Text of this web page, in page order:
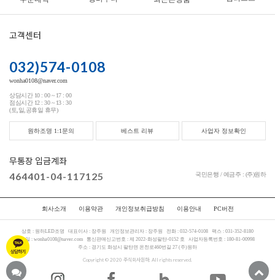
고객센터
032)574-0108
wonha0108@naver.com
상담시간 10 : 00 ~ 17 : 00
점심시간 12 : 30 ~ 13 : 30
(토,일,공휴일 휴무)
원하조명 1:1문의 베스트 리뷰 사업자 정보확인
무통장 입금계좌
464401-04-117125 국민은행 / 예금주 : (주)원하
회사소개 이용약관 개인정보취급방침 이용안내 PC버전
상호 : 원하LED조명 대표이사 : 장주원 개인정보관리자 : 장주원 전화 : 032-574-0108 팩스 : 031-352-8180
메일 : wonha0108@naver.com 통신판매신고번호 : 제 2022-화성팔탄-0152 호 사업자등록번호 : 180-81-00998
주소 : 경기도 화성시 팔탄면 온천로460번길 27 (주)원하
Copyright © 2020 주식회사원하. All rights reserved.